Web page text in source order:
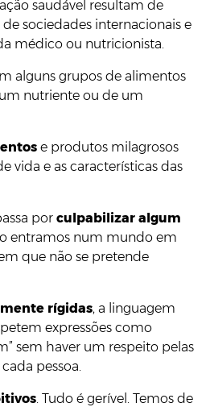
saudável resultam de
de sociedades internacionais e
médico ou nutricionista.
alguns grupos de alimentos
nutriente ou de um
e produtos milagrosos
vida e as características das
por culpabilizar algum
entramos num mundo em
que não se pretende
rígidas, a linguagem
expressões como
sem haver um respeito pelas
pessoa.
. Tudo é gerível. Temos de